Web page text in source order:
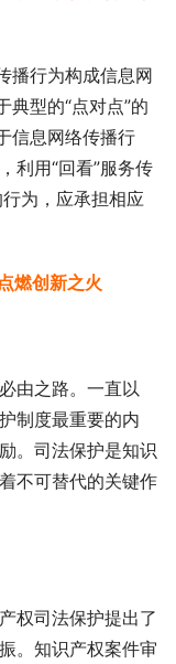
播行为构成信息网
典型的“点对点”的
信息网络传播行
利用“回看”服务传
为，应承担相应
燃创新之火
由之路。一直以
制度最重要的内
。司法保护是知识
不可替代的关键作
权司法保护提出了
。知识产权案件审